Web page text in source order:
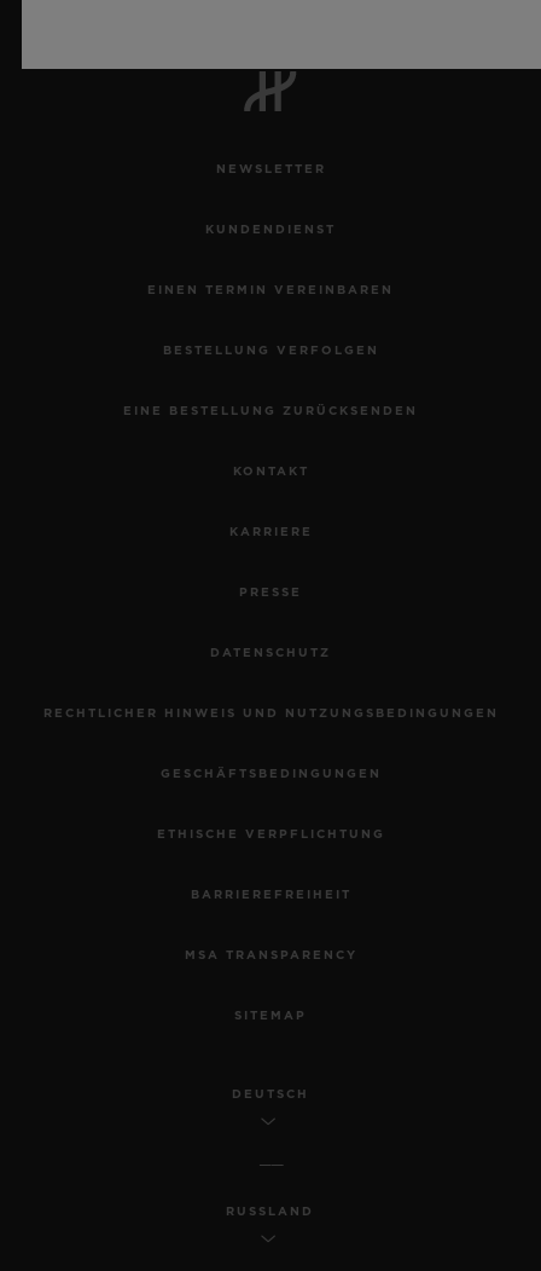
NEWSLETTER
KUNDENDIENST
EINEN TERMIN VEREINBAREN
BESTELLUNG VERFOLGEN
EINE BESTELLUNG ZURÜCKSENDEN
KONTAKT
KARRIERE
PRESSE
DATENSCHUTZ
RECHTLICHER HINWEIS UND NUTZUNGSBEDINGUNGEN
GESCHÄFTSBEDINGUNGEN
ETHISCHE VERPFLICHTUNG
BARRIEREFREIHEIT
MSA TRANSPARENCY
SITEMAP
DEUTSCH
RUSSLAND